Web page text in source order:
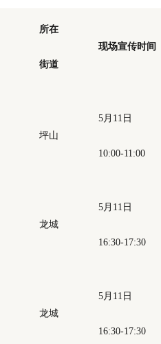
所在
街道
现场宣传时间
坪山
5月11日
10:00-11:00
龙城
5月11日
16:30-17:30
龙城
5月11日
16:30-17:30